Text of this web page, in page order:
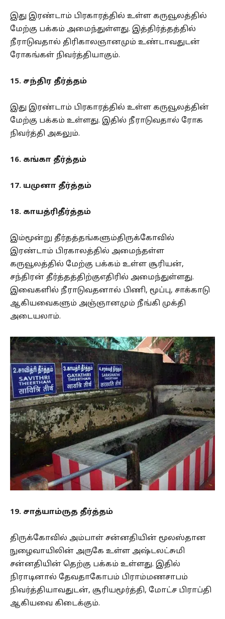
இது இரண்டாம் பிரகாரத்தில் உள்ள கருவூலத்தில்
மேற்கு பக்கம் அமைந்துள்ளது. இத்திர்த்தத்தில்
நீராடுவதால் திரிகாலஞானமும் உண்டாவதுடன்
ரோகங்கள் நிவர்த்தியாகும்.
15. சந்திர தீர்த்தம்
இது இரண்டாம் பிரகாரத்தில் உள்ள கருவூலத்தின்
மேற்கு பக்கம் உள்ளது. இதில் நீராடுவதால் ரோக
நிவர்த்தி அகலும்.
16. கங்கா தீர்த்தம்
17. யமுனா தீர்த்தம்
18. காயத்ரிதீர்த்தம்
இம்மூன்று தீர்தத்தங்களும்திருக்கோவில்
இரண்டாம் பிரகாலத்தில் அமைந்தள்ள
கருவூலத்தில் மேற்கு பக்கம் உள்ள சூரியன்,
சந்திரன் தீர்த்தத்திற்குஎதிரில் அமைந்துள்ளது.
இவைகளில் நீராடுவதனால் பிணி, மூப்பு, சாக்காடு
ஆகியவைகளும் அஞ்ஞானமும் நீங்கி முக்தி
அடையலாம்.
19. சாத்யாம்ருத தீர்த்தம்
திருக்கோவில் அம்பாள் சன்னதியின் மூலஸ்தான
நுழைவாயிலின் அருகே உள்ள அஷ்டலட்சுமி
சன்னதியின் தெற்கு பக்கம் உள்ளது. இதில்
நிராடினால் தேவதாகோபம் பிராம்மணசாபம்
நிவர்த்தியாவதுடன், சூரியமூர்த்தி, மோட்ச பிராப்தி
ஆகியவை கிடைக்கும்.